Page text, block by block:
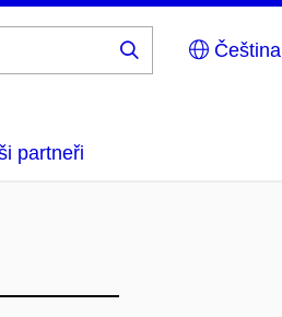
Čeština
partneři